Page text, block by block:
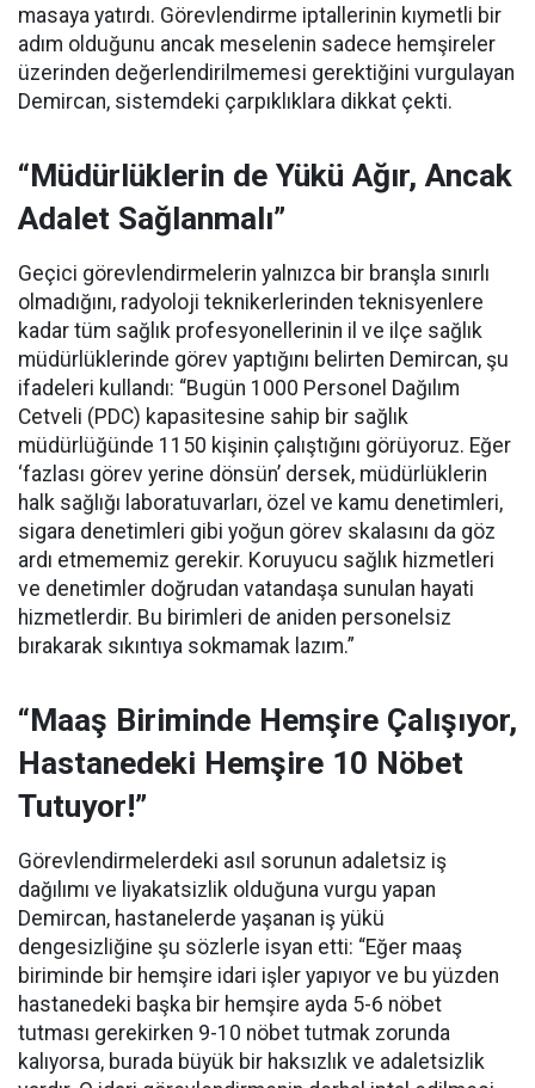
masaya yatırdı. Görevlendirme iptallerinin kıymetli bir
adım olduğunu ancak meselenin sadece hemşireler
üzerinden değerlendirilmemesi gerektiğini vurgulayan
Demircan, sistemdeki çarpıklıklara dikkat çekti.
“Müdürlüklerin de Yükü Ağır, Ancak
Adalet Sağlanmalı”
Geçici görevlendirmelerin yalnızca bir branşla sınırlı
olmadığını, radyoloji teknikerlerinden teknisyenlere
kadar tüm sağlık profesyonellerinin il ve ilçe sağlık
müdürlüklerinde görev yaptığını belirten Demircan, şu
ifadeleri kullandı: “Bugün 1000 Personel Dağılım
Cetveli (PDC) kapasitesine sahip bir sağlık
müdürlüğünde 1150 kişinin çalıştığını görüyoruz. Eğer
‘fazlası görev yerine dönsün’ dersek, müdürlüklerin
halk sağlığı laboratuvarları, özel ve kamu denetimleri,
sigara denetimleri gibi yoğun görev skalasını da göz
ardı etmememiz gerekir. Koruyucu sağlık hizmetleri
ve denetimler doğrudan vatandaşa sunulan hayati
hizmetlerdir. Bu birimleri de aniden personelsiz
bırakarak sıkıntıya sokmamak lazım.”
“Maaş Biriminde Hemşire Çalışıyor,
Hastanedeki Hemşire 10 Nöbet
Tutuyor!”
Görevlendirmelerdeki asıl sorunun adaletsiz iş
dağılımı ve liyakatsizlik olduğuna vurgu yapan
Demircan, hastanelerde yaşanan iş yükü
dengesizliğine şu sözlerle isyan etti: “Eğer maaş
biriminde bir hemşire idari işler yapıyor ve bu yüzden
hastanedeki başka bir hemşire ayda 5-6 nöbet
tutması gerekirken 9-10 nöbet tutmak zorunda
kalıyorsa, burada büyük bir haksızlık ve adaletsizlik